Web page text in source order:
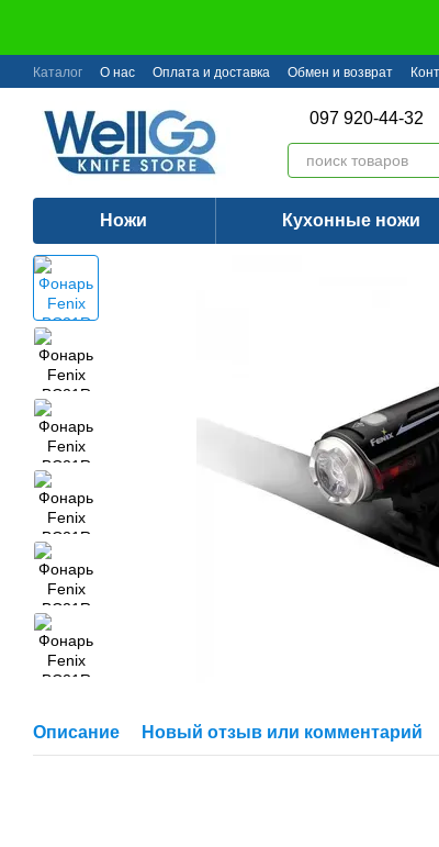
Каталог О нас Оплата и доставка Обмен и возврат
097 920-44-32
Ножи Кухонные ножи
Описание Новый отзыв или комментарий